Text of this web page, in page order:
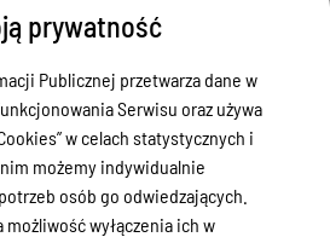
Majątek i finanse - Opinie RIO
Izby Obrachunkowej w Olsztynie z dnia 2 kwietnia 2019 r.
- Opinie RIO
prywatność
Publicznej przetwarza dane w
Serwisu oraz używa
w celach statystycznych i
możemy indywidualnie
osób go odwiedzających.
możliwość wyłączenia ich w